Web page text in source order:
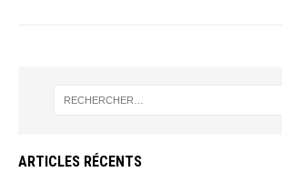
ARTICLES RÉCENTS